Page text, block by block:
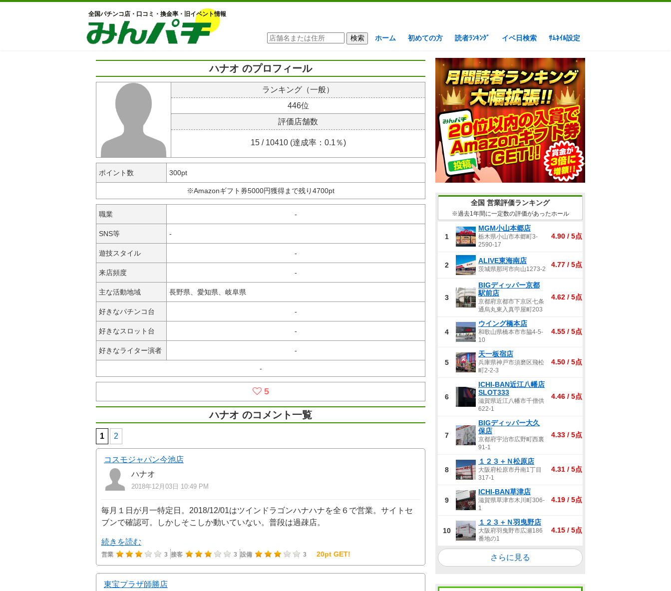
全国パチンコ店・口コミ・換金率・旧イベント情報
ホーム 初めての方 読者ﾗﾝｷﾝｸﾞ イベ日検索 ｻﾑﾈｲﾙ設定
ハナオ のプロフィール
ランキング（一般）
446位
評価店舗数
15 / 10410 (達成率：0.1％)
ポイント数 300pt
※Amazonギフト券5000円獲得まで残り4700pt
職業 -
SNS等 -
遊技スタイル -
来店頻度 -
主な活動地域 長野県、愛知県、岐阜県
好きなパチンコ台 -
好きなスロット台 -
好きなライター演者 -
-
5
ハナオ のコメント一覧
1 2
コスモジャパン今池店
ハナオ
2018年12月03日 10:49 PM
毎月１日が月一特定日。2018/12/01はツインドラゴンハナハナを全６で営業。サイトセ
ブンで確認可。しかしそこしか動いていない。普段は過疎店。
続きを読む
営業 3 接客 3 設備 3 20pt GET!
東宝プラザ師勝店
全国 営業評価ランキング
※過去1年間に一定数の評価があったホール
1
MGM小山本郷店
栃木県小山市本郷町3-
2590-17
4.90 / 5点
2
ALIVE東海南店
茨城県那珂市向山1273-2
4.77 / 5点
3
BIGディッパー京都
駅前店
京都府京都市下京区七条
通烏丸東入真苧屋町203
4.62 / 5点
4
ウイング橋本店
和歌山県橋本市市脇4-5-
10
4.55 / 5点
5
天一板宿店
兵庫県神戸市須磨区飛松
町2-2-3
4.50 / 5点
6
ICHI-BAN近江八幡店
SLOT333
滋賀県近江八幡市千僧供
622-1
4.46 / 5点
7
BIGディッパー大久
保店
京都府宇治市広野町西裏
91-1
4.33 / 5点
8
１２３＋Ｎ松原店
大阪府松原市丹南1丁目
317-1
4.31 / 5点
9
ICHI-BAN草津店
滋賀県草津市木川町306-
1
4.19 / 5点
10
１２３＋Ｎ羽曳野店
大阪府羽曳野市広瀬186
番地の1
4.15 / 5点
さらに見る